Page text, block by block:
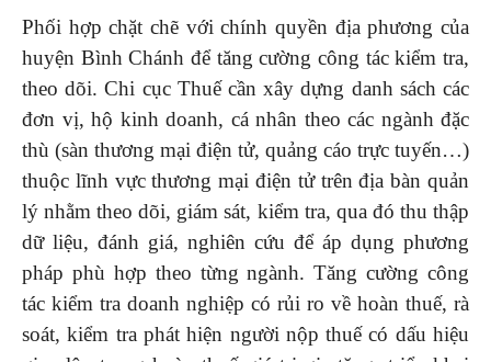
Phối hợp chặt chẽ với chính quyền địa phương của
huyện Bình Chánh để tăng cường công tác kiểm tra,
theo dõi. Chi cục Thuế cần xây dựng danh sách các
đơn vị, hộ kinh doanh, cá nhân theo các ngành đặc
thù (sàn thương mại điện tử, quảng cáo trực tuyến…)
thuộc lĩnh vực thương mại điện tử trên địa bàn quản
lý nhằm theo dõi, giám sát, kiểm tra, qua đó thu thập
dữ liệu, đánh giá, nghiên cứu để áp dụng phương
pháp phù hợp theo từng ngành. Tăng cường công
tác kiểm tra doanh nghiệp có rủi ro về hoàn thuế, rà
soát, kiểm tra phát hiện người nộp thuế có dấu hiệu